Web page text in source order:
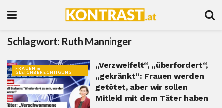
Schlagwort: Ruth Manninger
FRAUEN &
GLEICHBERECHTIGUNG
„Verzweifelt“, „überfordert“,
„gekränkt“: Frauen werden
getötet, aber wir sollen
Mitleid mit dem Täter haben